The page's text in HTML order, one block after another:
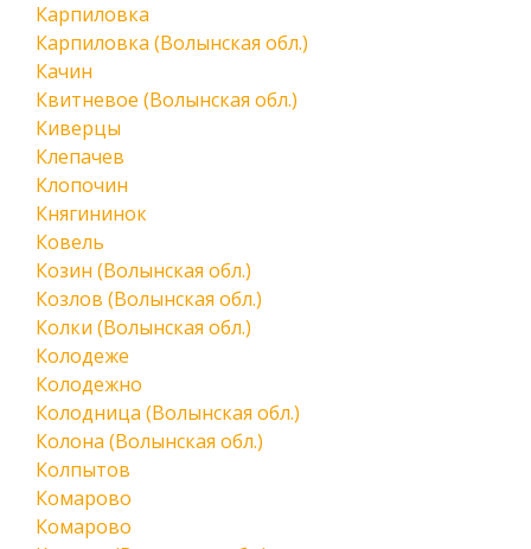
Карпиловка
Карпиловка (Волынская обл.)
Качин
Квитневое (Волынская обл.)
Киверцы
Клепачев
Клопочин
Княгининок
Ковель
Козин (Волынская обл.)
Козлов (Волынская обл.)
Колки (Волынская обл.)
Колодеже
Колодежно
Колодница (Волынская обл.)
Колона (Волынская обл.)
Колпытов
Комарово
Комарово